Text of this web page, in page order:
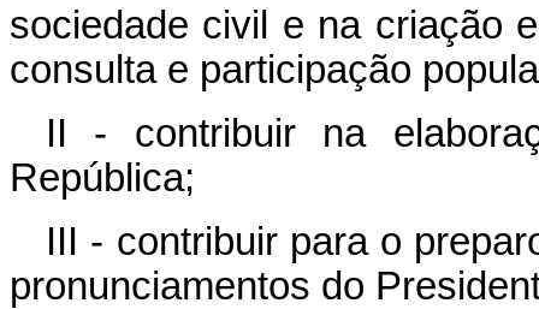
sociedade civil e na criação
consulta e participação
II - contribuir na
República;
III - contribuir para o
pronunciamentos do